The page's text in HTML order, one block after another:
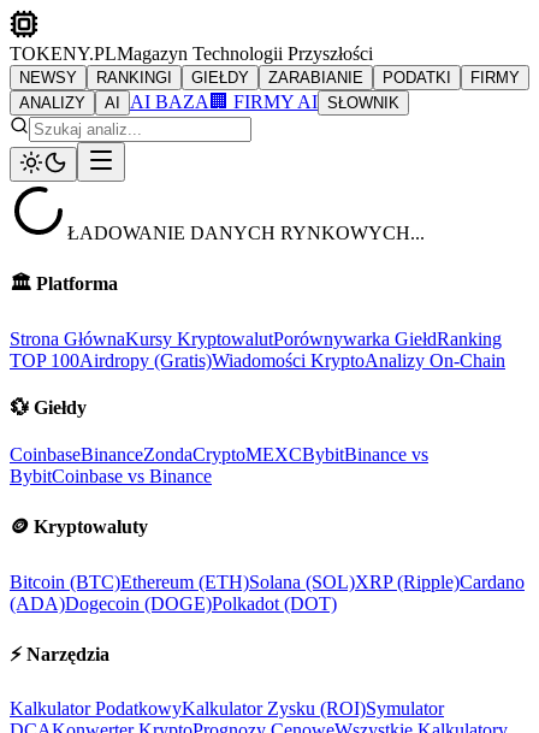
TOKENY.PLMagazyn Technologii Przyszłości
NEWSY RANKINGI GIEŁDY ZARABIANIE PODATKI
FIRMY
ANALIZY
AI AI BAZA 🏢 FIRMY AI SŁOWNIK
ŁADOWANIE DANYCH RYNKOWYCH...
🏛️ Platforma
Strona GłównaKursy KryptowalutPorównywarka GiełdRanking
TOP 100Airdropy (Gratis)Wiadomości KryptoAnalizy On-Chain
💱 Giełdy
CoinbaseBinanceZondaCryptoMEXCBybitBinance vs
BybitCoinbase vs Binance
🪙 Kryptowaluty
Bitcoin (BTC)Ethereum (ETH)Solana (SOL)XRP (Ripple)Cardano
(ADA)Dogecoin (DOGE)Polkadot (DOT)
⚡ Narzędzia
Kalkulator PodatkowyKalkulator Zysku (ROI)Symulator